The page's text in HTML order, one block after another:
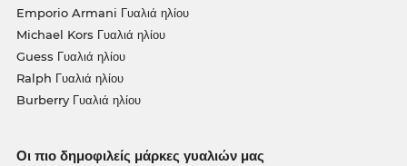
Emporio Armani Γυαλιά ηλίου
Michael Kors Γυαλιά ηλίου
Guess Γυαλιά ηλίου
Ralph Γυαλιά ηλίου
Burberry Γυαλιά ηλίου
Οι πιο δημοφιλείς μάρκες γυαλιών μας